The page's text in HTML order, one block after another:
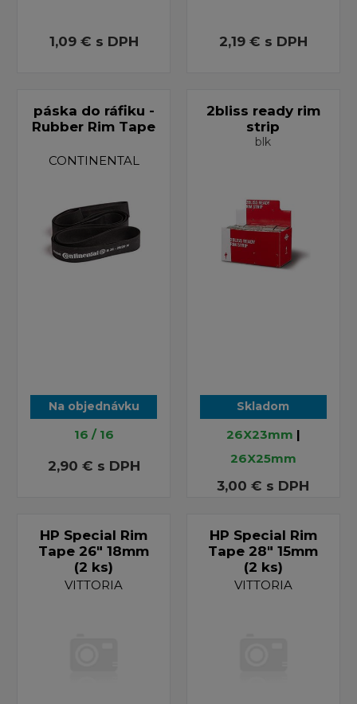
1,09 € s DPH 2,19 € s DPH
páska do ráfiku -
Rubber Rim Tape
CONTINENTAL
Na objednávku
16 / 16
2,90 € s DPH
2bliss ready rim
strip
blk
Skladom
26X23mm |
26X25mm
3,00 € s DPH
HP Special Rim
Tape 26" 18mm
(2 ks)
VITTORIA
HP Special Rim
Tape 28" 15mm
(2 ks)
VITTORIA